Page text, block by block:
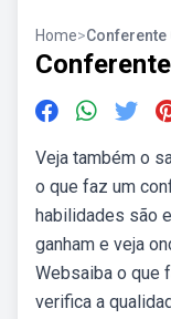
Home>Conferente
Veja também o
o que faz um
habilidades são
ganham e veja
Websaiba o que
verifica a